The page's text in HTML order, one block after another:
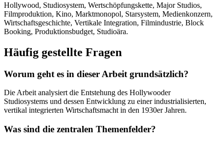
Hollywood, Studiosystem, Wertschöpfungskette, Major Studios,
Filmproduktion, Kino, Marktmonopol, Starsystem, Medienkonzern,
Wirtschaftsgeschichte, Vertikale Integration, Filmindustrie, Block
Booking, Produktionsbudget, Studioära.
Häufig gestellte Fragen
Worum geht es in dieser Arbeit grundsätzlich?
Die Arbeit analysiert die Entstehung des Hollywooder
Studiosystems und dessen Entwicklung zu einer industrialisierten,
vertikal integrierten Wirtschaftsmacht in den 1930er Jahren.
Was sind die zentralen Themenfelder?